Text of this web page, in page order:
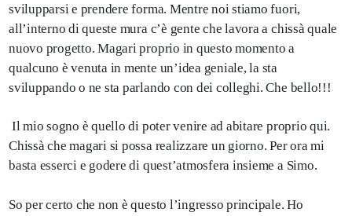
svilupparsi e prendere forma. Mentre noi stiamo fuori,
all’interno di queste mura c’è gente che lavora a chissà quale
nuovo progetto. Magari proprio in questo momento a
qualcuno è venuta in mente un’idea geniale, la sta
sviluppando o ne sta parlando con dei colleghi. Che bello!!!
Il mio sogno è quello di poter venire ad abitare proprio qui.
Chissà che magari si possa realizzare un giorno. Per ora mi
basta esserci e godere di quest’atmosfera insieme a Simo.
So per certo che non è questo l’ingresso principale. Ho